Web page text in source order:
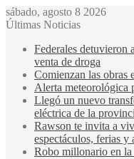
sábado, agosto 8 2026
Últimas Noticias
Federales detuvieron
venta de droga
Comienzan las obras
Alerta meteorológica
Llegó un nuevo
eléctrica de la
Rawson te invita a
espectáculos, ferias
Robo millonario en la